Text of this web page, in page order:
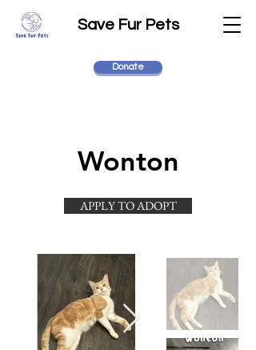
Save Fur Pets
Donate
Wonton
APPLY TO ADOPT